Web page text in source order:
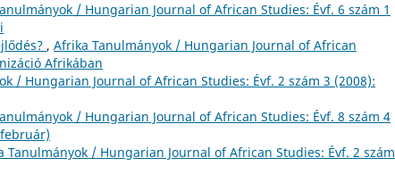
/ Hungarian Journal of African Studies: Évf. 6 szám 1
, Afrika Tanulmányok / Hungarian Journal of African
Afrikában
/ Hungarian Journal of African Studies: Évf. 2 szám 3 (2008):
/ Hungarian Journal of African Studies: Évf. 8 szám 4
Tanulmányok / Hungarian Journal of African Studies: Évf. 2 szám